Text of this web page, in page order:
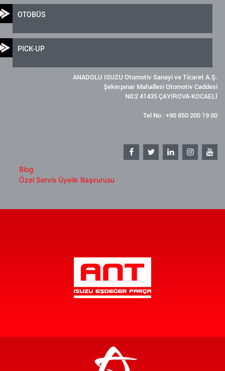
OTOBÜS
PICK-UP
ANADOLU ISUZU Otomotiv Sanayi ve Ticaret A.Ş.
Şekerpınar Mahallesi Otomotiv Caddesi
N0:2 41435 ÇAYIROVA-KOCAELİ
Tel No : +90 850 200 19 00
Blog
Özel Servis Üyelik Başvurusu